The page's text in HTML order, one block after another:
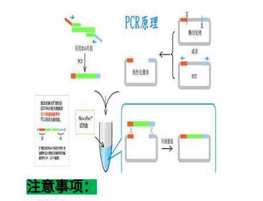
注意事项：